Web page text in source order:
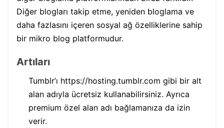
Diğer blogları takip etme, yeniden bloglama ve
daha fazlasını içeren sosyal ağ özelliklerine sahip
bir mikro blog platformudur.
Artıları
Tumblr’ı https://hosting.tumblr.com gibi bir alt
alan adıyla ücretsiz kullanabilirsiniz. Ayrıca
premium özel alan adı bağlamanıza da izin
verir.